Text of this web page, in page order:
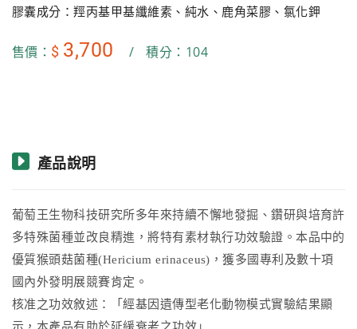
膠囊成分：羥丙基甲基纖維素、純水、鹿角菜膠、氯化鉀
售價： $ 3,700 / 積分：104
產品說明
葡萄王生物科技研究所多年來持續不懈地發掘、鑽研與培育許
多特殊菌種並改良精進，將特有素材執行功效驗證。本品中的
優質猴頭菇菌種(Hericium erinaceus)，獲多國專利及數十項
國內外發明展競賽肯定。
核准之功效敘述：「經基因遺傳型老化動物模式實驗結果顯
示，本產品有助於延緩衰老之功效」